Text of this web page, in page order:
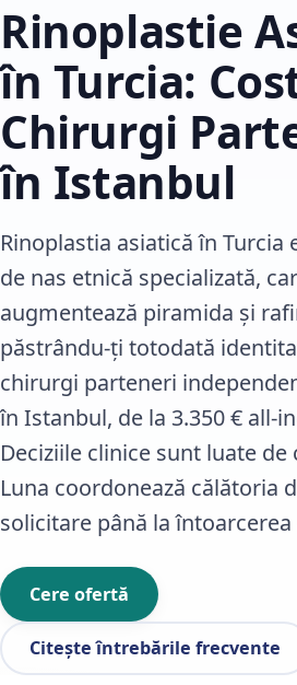
Rinoplastie
în Turcia:
Chirurgi
în Istanbul
Rinoplastia asiatică în Turcia
de nas etnică specializată,
augmentează piramida și
păstrându-ți totodată
chirurgi parteneri
în Istanbul, de la 3.350 € all-
Deciziile clinice sunt luate
Luna coordonează călătoria
solicitare până la întoarcerea
Cere ofertă
Citește întrebările frecvente